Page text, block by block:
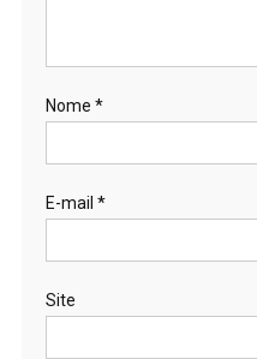
Nome *
E-mail *
Site